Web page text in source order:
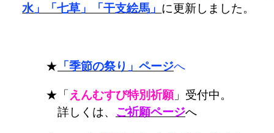
水」「七草」「干支絵馬」 に更新しました。
★ 「季節の祭り」ページへ
★「 えんむすび特別祈願」受付中。
詳しくは、 ご祈願ページへ